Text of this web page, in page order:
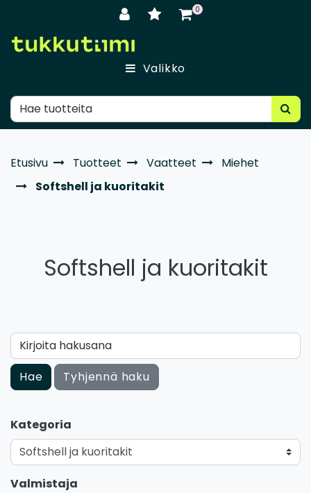
0
Valikko
Etusivu Tuotteet Vaatteet
Miehet
Softshell ja kuoritakit
Softshell ja kuoritakit
Kirjoita hakusana
Hae Tyhjennä haku
Kategoria
Valmistaja